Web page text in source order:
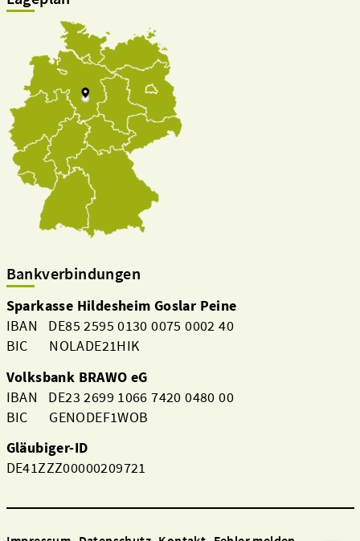
Bankverbindungen
Sparkasse Hildesheim Goslar Peine
IBAN DE85 2595 0130 0075 0002 40
BIC NOLADE21HIK
Volksbank BRAWO eG
IBAN DE23 2699 1066 7420 0480 00
BIC GENODEF1WOB
Gläubiger-ID
DE41ZZZ00000209721